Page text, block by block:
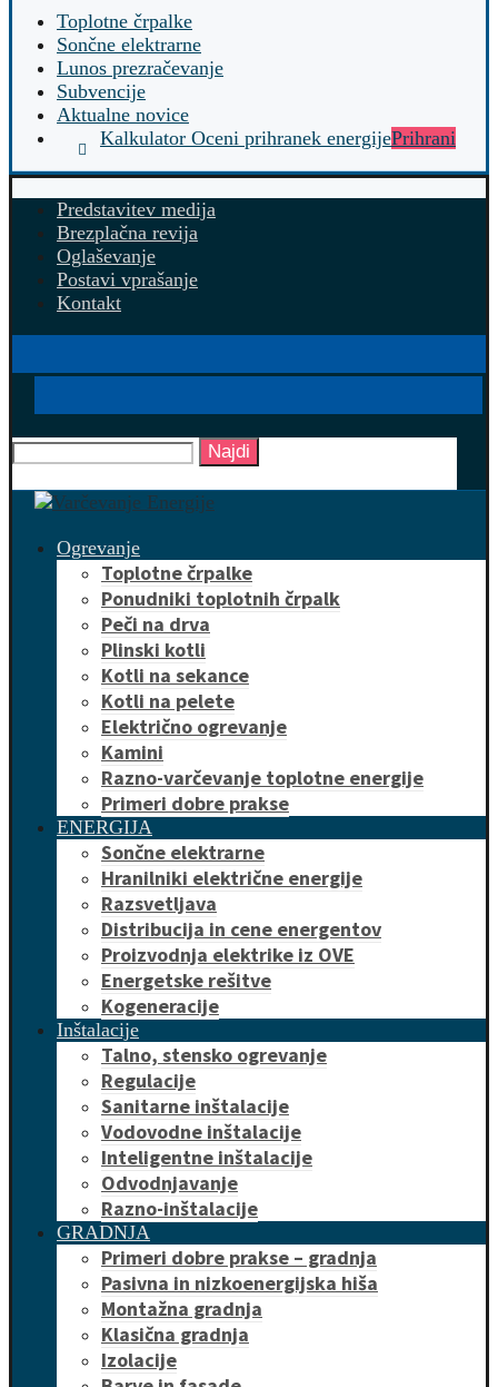
Toplotne črpalke
Sončne elektrarne
Lunos prezračevanje
Subvencije
Aktualne novice
Kalkulator Oceni prihranek energijePrihrani
Predstavitev medija
Brezplačna revija
Oglaševanje
Postavi vprašanje
Kontakt
Najdi
Ogrevanje
Toplotne črpalke
Ponudniki toplotnih črpalk
Peči na drva
Plinski kotli
Kotli na sekance
Kotli na pelete
Električno ogrevanje
Kamini
Razno-varčevanje toplotne energije
Primeri dobre prakse
ENERGIJA
Sončne elektrarne
Hranilniki električne energije
Razsvetljava
Distribucija in cene energentov
Proizvodnja elektrike iz OVE
Energetske rešitve
Kogeneracije
Inštalacije
Talno, stensko ogrevanje
Regulacije
Sanitarne inštalacije
Vodovodne inštalacije
Inteligentne inštalacije
Odvodnjavanje
Razno-inštalacije
GRADNJA
Primeri dobre prakse – gradnja
Pasivna in nizkoenergijska hiša
Montažna gradnja
Klasična gradnja
Izolacije